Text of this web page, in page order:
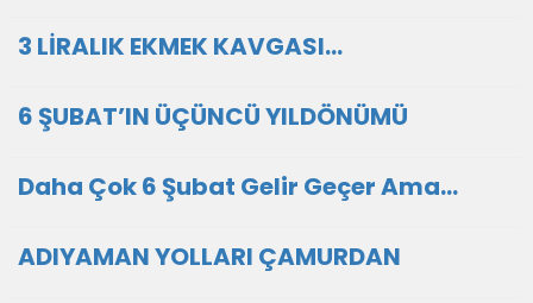
3 LİRALIK EKMEK KAVGASI…
6 ŞUBAT’IN ÜÇÜNCÜ YILDÖNÜMÜ
Daha Çok 6 Şubat Gelir Geçer Ama…
ADIYAMAN YOLLARI ÇAMURDAN